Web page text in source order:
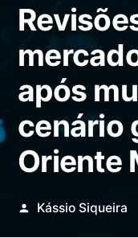
após
cenário
Oriente
Publicado
Kássio Siqueira